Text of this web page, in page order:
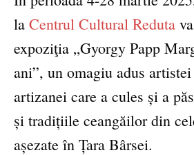
la Centrul Cultural Reduta
expoziţia „Gyorgy Papp
ani”, un omagiu adus
artizanei care a cules și a
și tradițiile ceangăilor din
așezate în Țara Bârsei.